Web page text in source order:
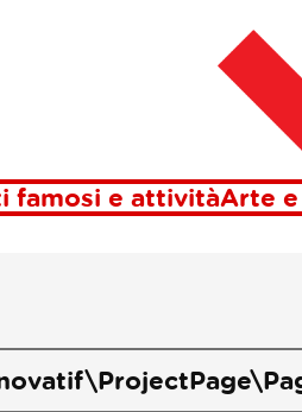
famosi e attivitàArte
KUL